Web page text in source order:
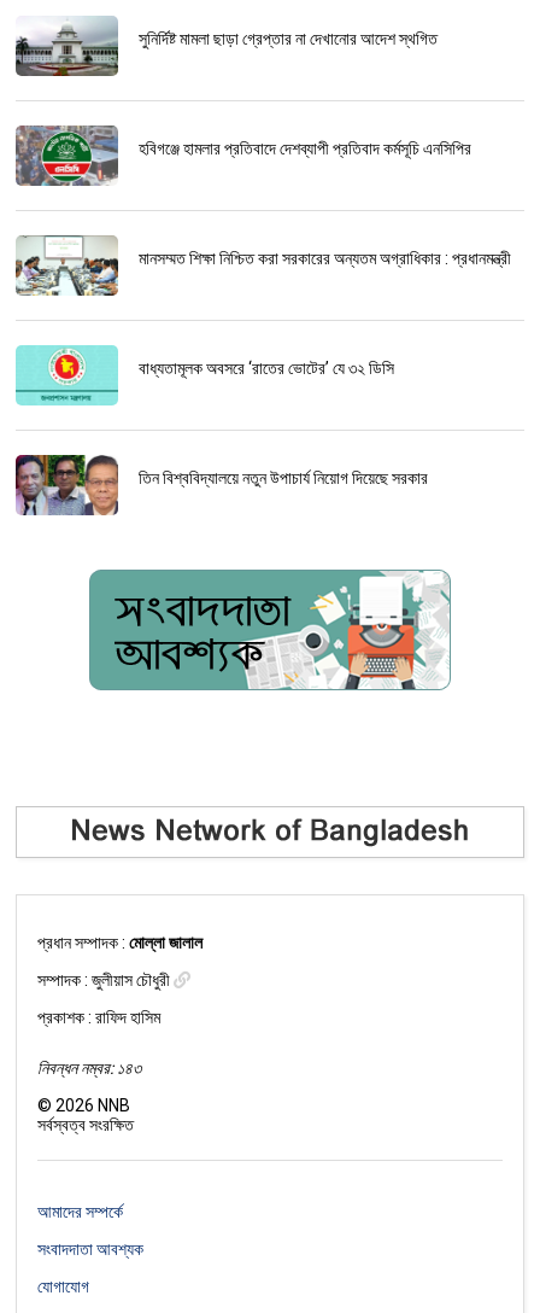
সুনির্দিষ্ট মামলা ছাড়া গ্রেপ্তার না দেখানোর আদেশ স্থগিত
হবিগঞ্জে হামলার প্রতিবাদে দেশব্যাপী প্রতিবাদ কর্মসূচি এনসিপির
মানসম্মত শিক্ষা নিশ্চিত করা সরকারের অন্যতম অগ্রাধিকার : প্রধানমন্ত্রী
বাধ্যতামূলক অবসরে ‘রাতের ভোটের’ যে ৩২ ডিসি
তিন বিশ্ববিদ্যালয়ে নতুন উপাচার্য নিয়োগ দিয়েছে সরকার
প্রধান সম্পাদক :মোল্লা জালাল
সম্পাদক :জুলীয়াস চৌধুরী
প্রকাশক : রাফিদ হাসিম
নিবন্ধন নম্বর: ১৪৩
©2026 NNB
সর্বস্বত্ব সংরক্ষিত
আমাদের সম্পর্কে
সংবাদদাতা আবশ্যক
যোগাযোগ